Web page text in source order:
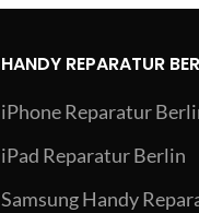
HANDY REPARATUR
iPhone Reparatur
iPad Reparatur Berlin
Samsung Handy